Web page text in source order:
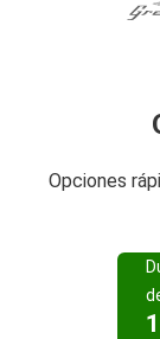
Opciones